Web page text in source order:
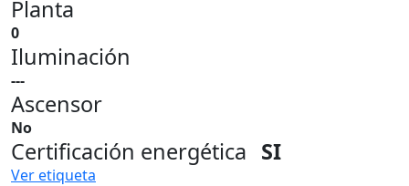
Planta
0
Iluminación
---
Ascensor
No
Certificación energética SI
Ver etiqueta